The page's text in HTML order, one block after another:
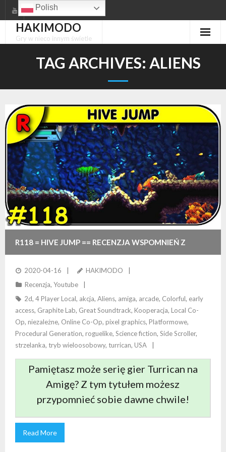
to
contentHAKIMODO
Gry w nieco innym świetle
TAG ARCHIVES: ALIENS
R118 = HIVE JUMP == RECENZJA WSPOMNIEŃ Z
AMIGOWEGO TURRICAN
2020-04-16
HAKIMODO
Recenzja, Youtube
2d, 4 Player Local, akcja, Aliens, amiga, arcade, Colorful, early
access, Graphite Lab, Great Soundtrack, Kooperacja, Local Co-
Op, niezależne, Online Co-Op, pixel graphics, Platformowe,
Procedural Generation, roguelike, Science fiction, Side Scroller,
strzelanka, tryb wieloosobowy, turrican, USA
Pamiętasz może serię gier Turrican na
Amigę? Z tym tytułem możesz
przypomnieć sobie dawne chwile!
Read More
Polish